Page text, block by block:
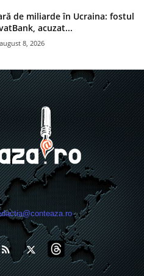
de miliarde în Ucraina: fostul
acuzat...
august 8, 2026